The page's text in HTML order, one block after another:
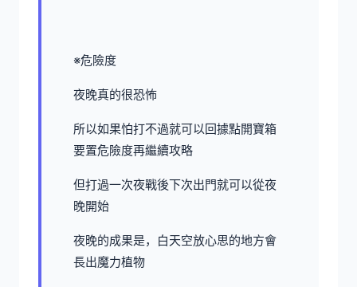
※危險度
夜晚真的很恐怖
所以如果怕打不過就可以回據點開寶箱
要置危險度再繼續攻略
但打過一次夜戰後下次出門就可以從夜
晚開始
夜晚的成果是，白天空放心思的地方會
長出魔力植物